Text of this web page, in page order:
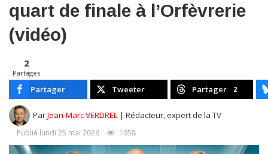
quart de finale à l’Orfèvrerie
(vidéo)
2
Partages
Partager Tweeter Partager 2
ParJean-Marc VERDREL | Rédacteur, expert de la TV
Publié lundi 25 mai 2026 1958